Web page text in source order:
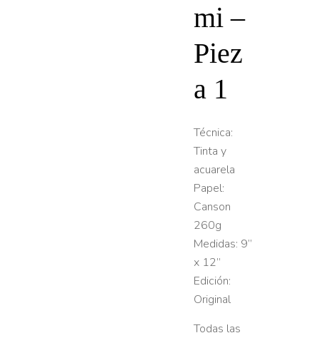
mi –
Piez
a 1
Técnica:
Tinta y
acuarela
Papel:
Canson
260g
Medidas: 9”
x 12”
Edición:
Original
Todas las